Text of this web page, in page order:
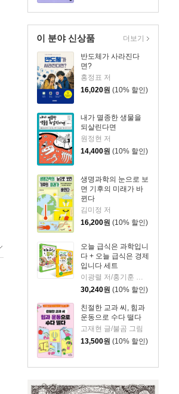
이 분야 신상품
반도체가 사라진다
면?
홍정표 저
16,020원 (10% 할인)
내가 멸종한 생물을
되살린다면
원정현 저
14,400원 (10% 할인)
생명과학의 눈으로 보
면 기후의 미래가 바
뀐다
김미정 저
16,200원 (10% 할인)
오늘 급식은 과학입니
다 + 오늘 급식은 경제
입니다 세트
이광렬 저/홍기훈 글/신병근 그림
30,240원 (10% 할인)
친절한 교과 씨, 힘과
운동으로 수다 떨다
고재현 글/불곰 그림
13,500원 (10% 할인)
더보기